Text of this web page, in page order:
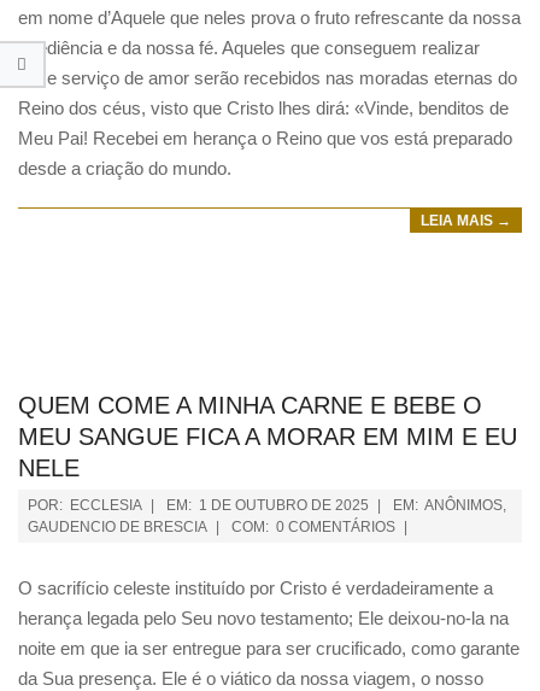
em nome d’Aquele que neles prova o fruto refrescante da nossa
obediência e da nossa fé. Aqueles que conseguem realizar
esse serviço de amor serão recebidos nas moradas eternas do
Reino dos céus, visto que Cristo lhes dirá: «Vinde, benditos de
Meu Pai! Recebei em herança o Reino que vos está preparado
desde a criação do mundo.
LEIA MAIS →
QUEM COME A MINHA CARNE E BEBE O
MEU SANGUE FICA A MORAR EM MIM E EU
NELE
POR: ECCLESIA EM: 1 DE OUTUBRO DE 2025 EM: ANÔNIMOS,
GAUDENCIO DE BRESCIA
COM: 0 COMENTÁRIOS
O sacrifício celeste instituído por Cristo é verdadeiramente a
herança legada pelo Seu novo testamento; Ele deixou-no-la na
noite em que ia ser entregue para ser crucificado, como garante
da Sua presença. Ele é o viático da nossa viagem, o nosso